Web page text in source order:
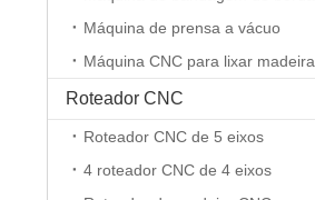
Máquina de prensa a vácuo
Máquina CNC para lixar madeira
Roteador CNC
Roteador CNC de 5 eixos
4 roteador CNC de 4 eixos